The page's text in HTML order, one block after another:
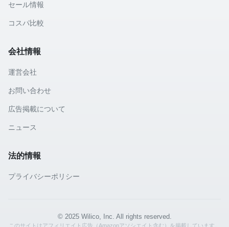
セール情報
コスパ比較
会社情報
運営会社
お問い合わせ
広告掲載について
ニュース
法的情報
プライバシーポリシー
© 2025 Wilico, Inc. All rights reserved.
このサイトはアフィリエイト広告（Amazonアソシエイト含む）を掲載しています。